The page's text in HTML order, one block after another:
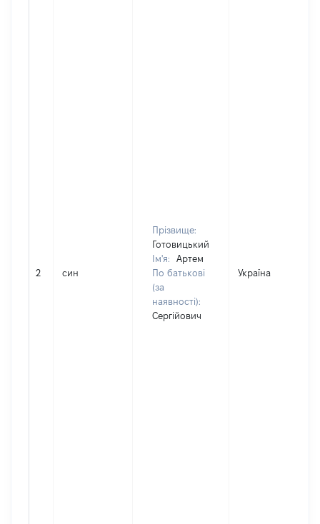
2 син
Прізвище:
Готовицький
Ім'я:
Артем
По батькові
(за
наявності):
Сергійович
Україна